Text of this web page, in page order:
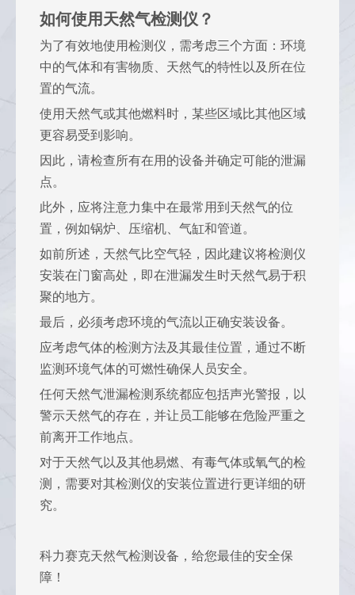
如何使用天然气检测仪？
为了有效地使用检测仪，需考虑三个方面：环境
中的气体和有害物质、天然气的特性以及所在位
置的气流。
使用天然气或其他燃料时，某些区域比其他区域
更容易受到影响。
因此，请检查所有在用的设备并确定可能的泄漏
点。
此外，应将注意力集中在最常用到天然气的位
置，例如锅炉、压缩机、气缸和管道。
如前所述，天然气比空气轻，因此建议将检测仪
安装在门窗高处，即在泄漏发生时天然气易于积
聚的地方。
最后，必须考虑环境的气流以正确安装设备。
应考虑气体的检测方法及其最佳位置，通过不断
监测环境气体的可燃性确保人员安全。
任何天然气泄漏检测系统都应包括声光警报，以
警示天然气的存在，并让员工能够在危险严重之
前离开工作地点。
对于天然气以及其他易燃、有毒气体或氧气的检
测，需要对其检测仪的安装位置进行更详细的研
究。
科力赛克天然气检测设备，给您最佳的安全保
障！